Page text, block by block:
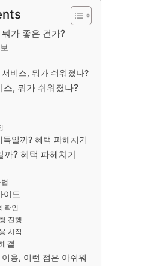
가 좋은 건가?
비스, 뭐가 쉬워졌나?
스, 뭐가 쉬워졌나?
득일까? 혜택 파헤치기
까? 혜택 파헤치기
이드
확인
진행
시작
결
용, 이런 점은 아쉬워